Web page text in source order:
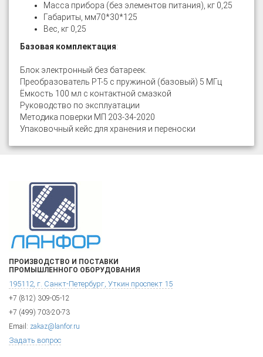
Масса прибора (без элементов питания), кг 0,25
Габариты, мм70*30*125
Вес, кг 0,25
Базовая комплектация:
Блок электронный без батареек.
Преобразователь РТ-5 с пружиной (базовый) 5 МГц
Ёмкость 100 мл с контактной смазкой
Руководство по эксплуатации
Методика поверки МП 203-34-2020
Упаковочный кейс для хранения и переноски
ПРОИЗВОДСТВО И ПОСТАВКИ
ПРОМЫШЛЕННОГО ОБОРУДОВАНИЯ
195112, г. Санкт-Петербург, Уткин проспект 15
+7 (812) 309-05-12
+7 (499) 703-20-73
Email: zakaz@lanfor.ru
Задать вопрос